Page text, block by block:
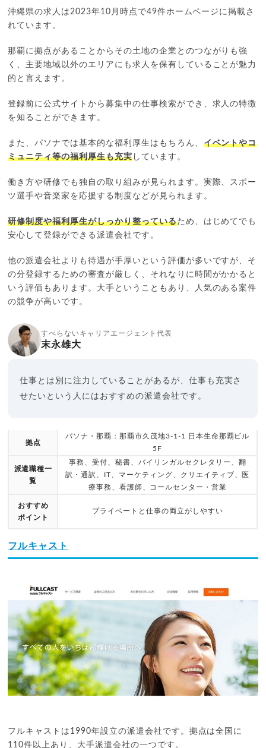
沖縄県の求人は2023年10月時点で49件ホームページに掲載さ
れています。
那覇に拠点があることからその土地の企業とのつながりも強
く、主要地域以外のエリアにも求人を保有していることが魅力
的と言えます。
登録前に公式サイトから募集中の仕事検索ができ、求人の特徴
を知ることができます。
また、パソナでは基本的な福利厚生はもちろん、 イベントやコ
ミュニティ等の福利厚生も充実しています。
働き方や研修でも独自の取り組みが見られます。実際、スポー
ツ選手や音楽家を応援する制度などが見られます。
研修制度や福利厚生がしっかり整っているため、はじめてでも
安心して登録ができる派遣会社です。
他の派遣会社よりも待遇が手厚いという評価が多いですが、そ
の分登録するための審査が厳しく、それなりに時間がかかると
いう評価もあります。大手ということもあり、人気のある案件
の競争が高いです。
すべらないキャリアエージェント代表
末永雄大
仕事とは別に注力していることがあるが、仕事も充実さ
せたいという人にはおすすめの派遣会社です。
拠点
パソナ・那覇：那覇市久茂地3-1-1 日本生命那覇ビル
5F
派遣職種一
覧
事務、受付、秘書、バイリンガルセクレタリー、翻
訳・通訳、IT、マーケティング、クリエイティブ、医
療事務、看護師、コールセンター・営業
おすすめ
ポイント
プライベートと仕事の両立がしやすい
フルキャスト
フルキャストは1990年設立の派遣会社です。拠点は全国に
110件以上あり、大手派遣会社の一つです。